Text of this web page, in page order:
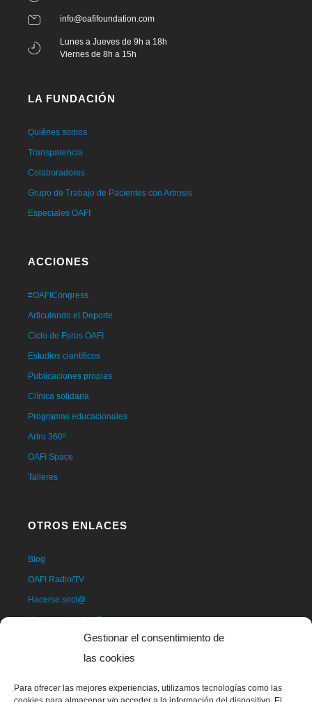
Gestionar el consentimiento de
las cookies
Para ofrecer las mejores experiencias, utilizamos tecnologías como las
info@oafifoundation.com
Lunes a Jueves de 9h a 18h
Viernes de 8h a 15h
LA FUNDACIÓN
Quiénes somos
Transparencia
Colaboradores
Grupo de Trabajo de Pacientes con Artrosis
Especiales OAFI
ACCIONES
#OAFICongress
Articulando el Deporte
Ciclo de Foros OAFI
Estudios científicos
Publicaciones propias
Clínica solidaria
Programas educacionales
Artro 360º
OAFI Space
Talleres
OTROS ENLACES
Blog
OAFI Radio/TV
Hacerse soci@
Hacerse voluntari@